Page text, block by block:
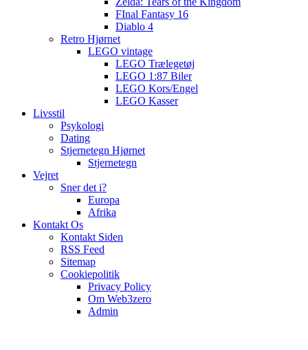
FInal Fantasy 16
Diablo 4
Retro Hjørnet
LEGO vintage
LEGO Trælegetøj
LEGO 1:87 Biler
LEGO Kors/Engel
LEGO Kasser
Livsstil
Psykologi
Dating
Stjernetegn Hjørnet
Stjernetegn
Vejret
Sner det i?
Europa
Afrika
Kontakt Os
Kontakt Siden
RSS Feed
Sitemap
Cookiepolitik
Privacy Policy
Om Web3zero
Admin